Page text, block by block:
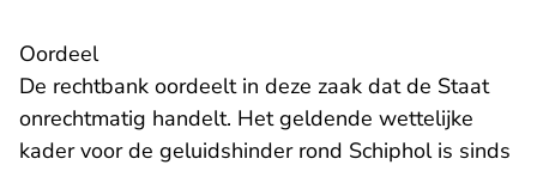
Oordeel
De rechtbank oordeelt in deze zaak dat de Staat
onrechtmatig handelt. Het geldende wettelijke
kader voor de geluidshinder rond Schiphol is sinds